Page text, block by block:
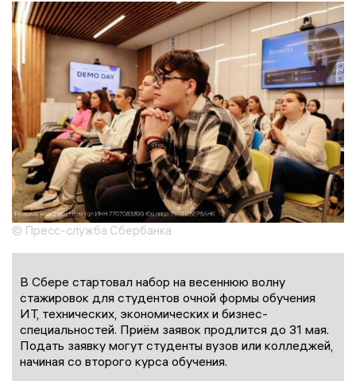
© Пресс-служба Сбербанка
В Сбере стартовал набор на весеннюю волну
стажировок для студентов очной формы обучения
ИТ, технических, экономических и бизнес-
специальностей. Приём заявок продлится до 31 мая.
Подать заявку могут студенты вузов или колледжей,
начиная со второго курса обучения.